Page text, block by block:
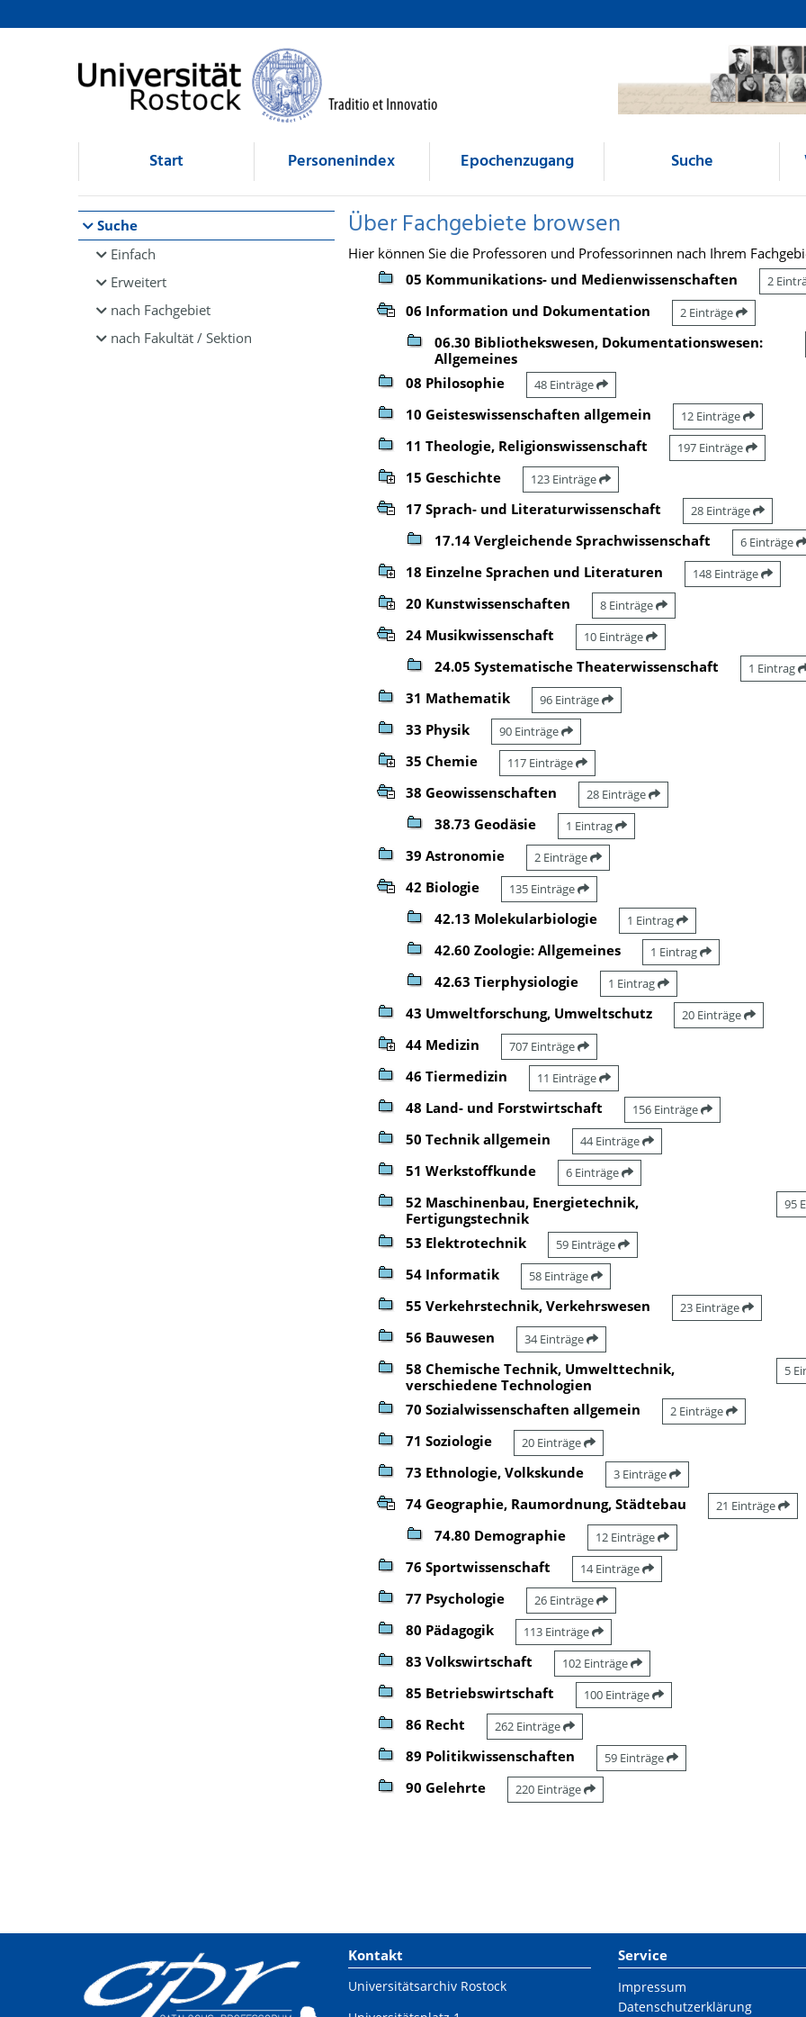
Browsen
direkt zum Inhalt
Start Personenindex Epochenzugang Suche
Suche
Einfach
Erweitert
nach Fachgebiet
nach Fakultät / Sektion
Über Fachgebiete browsen
Hier können Sie die Professoren und Professorinnen nach Ihrem
05 Kommunikations- und Medienwissenschaften
2
06 Information und Dokumentation 2 Einträge
06.30 Bibliothekswesen, Dokumentationswesen:
Allgemeines
08 Philosophie 48 Einträge
10 Geisteswissenschaften allgemein 12 Einträge
11 Theologie, Religionswissenschaft 197 Einträge
15 Geschichte 123 Einträge
17 Sprach- und Literaturwissenschaft 28 Einträge
17.14 Vergleichende Sprachwissenschaft 6 Einträge
18 Einzelne Sprachen und Literaturen 148 Einträge
20 Kunstwissenschaften 8 Einträge
24 Musikwissenschaft 10 Einträge
24.05 Systematische Theaterwissenschaft 1 Eintrag
31 Mathematik 96 Einträge
33 Physik 90 Einträge
35 Chemie 117 Einträge
38 Geowissenschaften 28 Einträge
38.73 Geodäsie 1 Eintrag
39 Astronomie 2 Einträge
42 Biologie 135 Einträge
42.13 Molekularbiologie 1 Eintrag
42.60 Zoologie: Allgemeines 1 Eintrag
42.63 Tierphysiologie 1 Eintrag
43 Umweltforschung, Umweltschutz 20 Einträge
44 Medizin 707 Einträge
46 Tiermedizin 11 Einträge
48 Land- und Forstwirtschaft 156 Einträge
50 Technik allgemein 44 Einträge
51 Werkstoffkunde 6 Einträge
52 Maschinenbau, Energietechnik,
Fertigungstechnik
95
53 Elektrotechnik 59 Einträge
54 Informatik 58 Einträge
55 Verkehrstechnik, Verkehrswesen 23 Einträge
56 Bauwesen 34 Einträge
58 Chemische Technik, Umwelttechnik,
verschiedene Technologien
5
70 Sozialwissenschaften allgemein 2 Einträge
71 Soziologie 20 Einträge
73 Ethnologie, Volkskunde 3 Einträge
74 Geographie, Raumordnung, Städtebau 21 Einträge
74.80 Demographie 12 Einträge
76 Sportwissenschaft 14 Einträge
77 Psychologie 26 Einträge
80 Pädagogik 113 Einträge
83 Volkswirtschaft 102 Einträge
85 Betriebswirtschaft 100 Einträge
86 Recht 262 Einträge
89 Politikwissenschaften 59 Einträge
90 Gelehrte 220 Einträge
Kontakt
Universitätsarchiv Rostock
Service
Impressum
Datenschutzerklärung